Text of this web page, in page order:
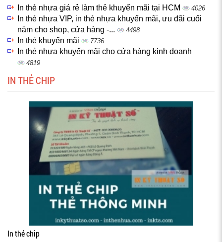
In thẻ nhựa giá rẻ làm thẻ khuyến mãi tại HCM 4026
In thẻ nhựa VIP, in thẻ nhựa khuyến mãi, ưu đãi cuối
năm cho shop, cửa hàng -...
4498
In thẻ khuyến mãi 7736
In thẻ nhựa khuyến mãi cho cửa hàng kinh doanh
4819
IN THẺ CHIP
In thẻ chip